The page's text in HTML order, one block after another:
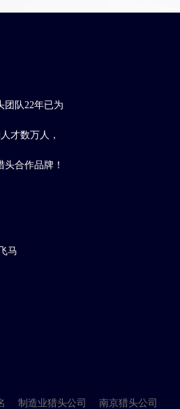
团队22年已为
才数万人，
合作品牌！
马
制造业猎头公司 南京猎头公司